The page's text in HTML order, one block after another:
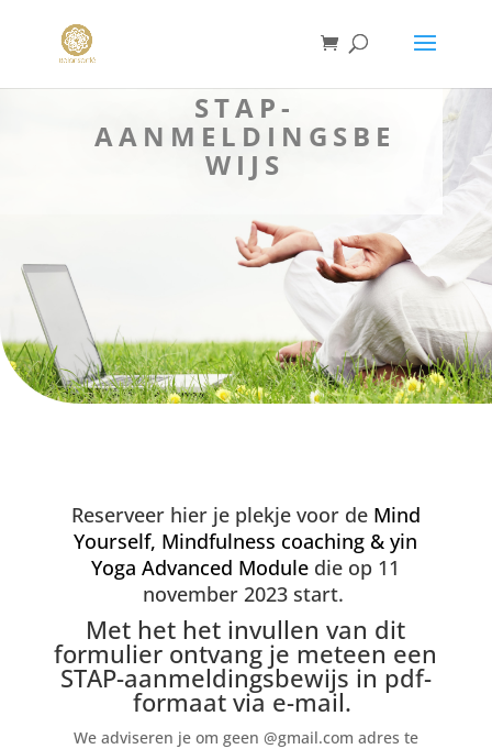
STAP-
AANMELDINGSBE
WIJS
Reserveer hier je plekje voor de Mind
Yourself, Mindfulness coaching & yin
Yoga Advanced Module die op 11
november 2023 start.
Met het het invullen van dit
formulier ontvang je meteen een
STAP-aanmeldingsbewijs in pdf-
formaat via e-mail.
We adviseren je om geen @gmail.com adres te